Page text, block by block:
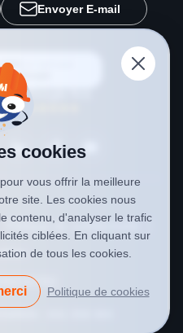
Envoyer E-mail
surGoogle
Politique de confidentialité
cookies
vous offrir la meilleure
site. Les cookies nous
contenu, d'analyser le trafic
ciblées. En cliquant sur
de tous les cookies.
Politique de cookies